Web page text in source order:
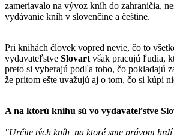
zameriavalo na vývoz kníh do zahraničia,
vydávanie kníh v slovenčine a češtine.
Pri knihách človek vopred nevie, čo to
vydavateľstve Slovart však pracujú ľudia,
preto si vyberajú podľa toho, čo pokladajú
že pritom ešte uvažujú aj o tom, čo si kúpi
A na ktorú knihu sú vo vydavateľstve
"Určite tých kníh, na ktoré sme právom